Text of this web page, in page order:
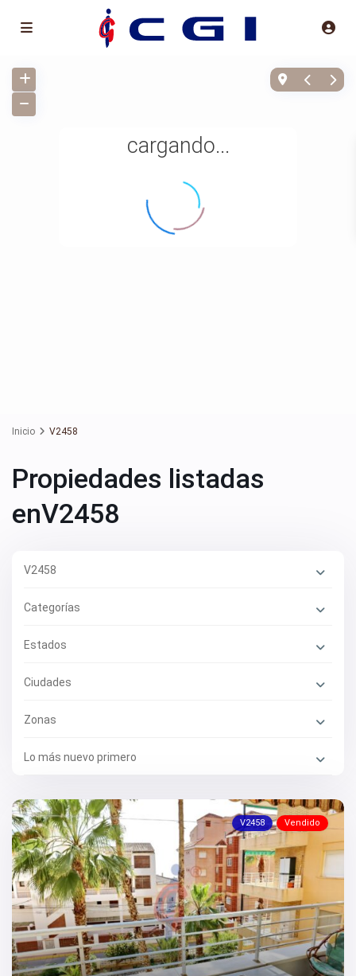
cargando...
Inicio V2458
Propiedades listadas
enV2458
V2458
Categorías
Estados
Ciudades
Zonas
Lo más nuevo primero
V2458 Vendido